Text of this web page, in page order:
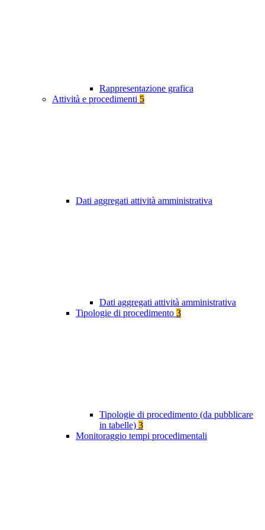
Rappresentazione grafica
Attività e procedimenti 5
Dati aggregati attività amministrativa
Dati aggregati attività amministrativa
Tipologie di procedimento 3
Tipologie di procedimento (da pubblicare
in tabelle) 3
Monitoraggio tempi procedimentali